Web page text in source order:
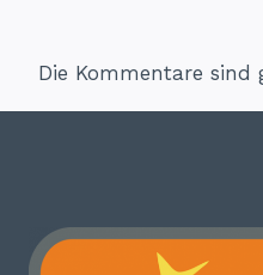
Die Kommentare sind